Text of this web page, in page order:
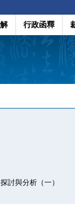
行政函釋
討與分析（一）